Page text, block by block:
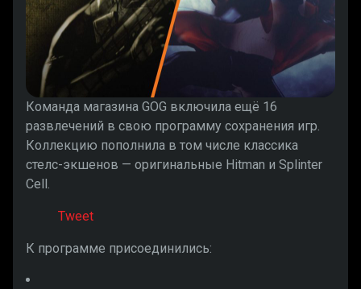
Команда магазина GOG включила ещё 16
развлечений в свою программу сохранения игр.
Коллекцию пополнила в том числе классика
стелс-экшенов — оригинальные Hitman и Splinter
Cell.
Tweet
К программе присоединились: